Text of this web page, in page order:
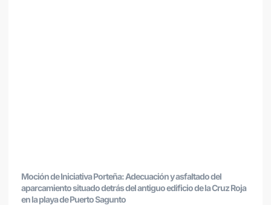
Moción de Iniciativa Porteña: Adecuación y asfaltado del
aparcamiento situado detrás del antiguo edificio de la Cruz Roja
en la playa de Puerto Sagunto